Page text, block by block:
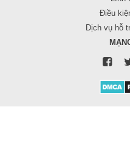
Điều
Dịch vụ hỗ